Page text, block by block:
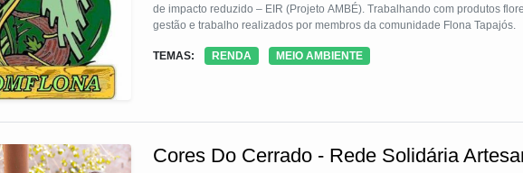
de impacto reduzido – EIR (Projeto AMBÉ). Trabalhando com produtos
gestão e trabalho realizados por membros da comunidade Flona Tapajós.
TEMAS: RENDA MEIO AMBIENTE
Cores Do Cerrado - Rede Solidária